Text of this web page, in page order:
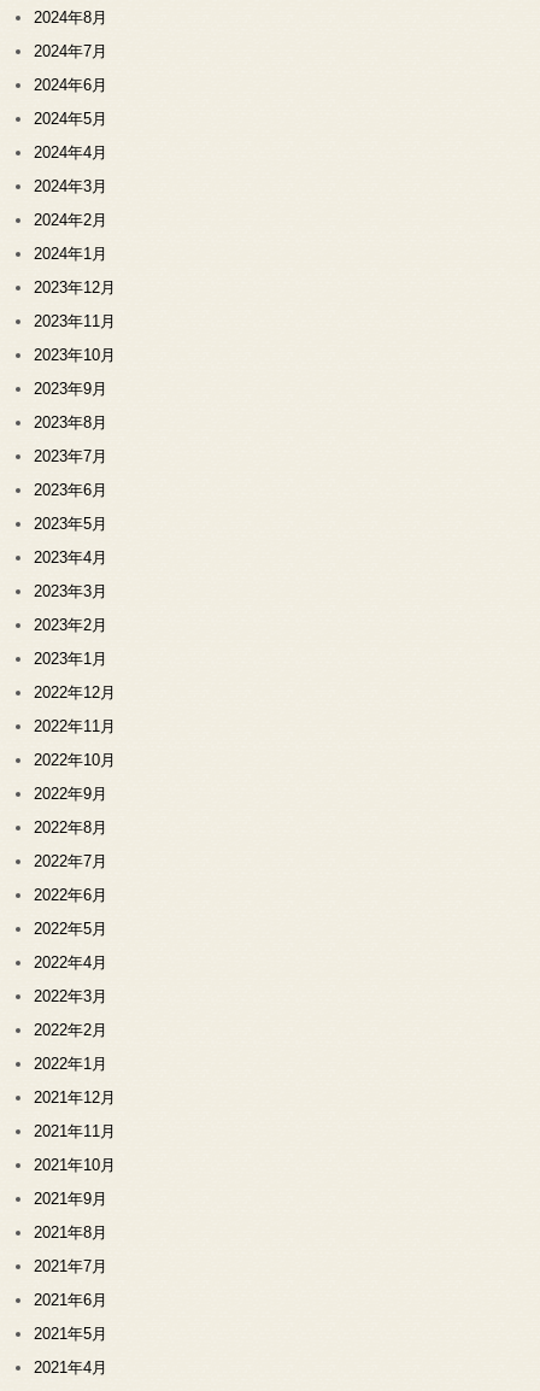
2024年8月
2024年7月
2024年6月
2024年5月
2024年4月
2024年3月
2024年2月
2024年1月
2023年12月
2023年11月
2023年10月
2023年9月
2023年8月
2023年7月
2023年6月
2023年5月
2023年4月
2023年3月
2023年2月
2023年1月
2022年12月
2022年11月
2022年10月
2022年9月
2022年8月
2022年7月
2022年6月
2022年5月
2022年4月
2022年3月
2022年2月
2022年1月
2021年12月
2021年11月
2021年10月
2021年9月
2021年8月
2021年7月
2021年6月
2021年5月
2021年4月